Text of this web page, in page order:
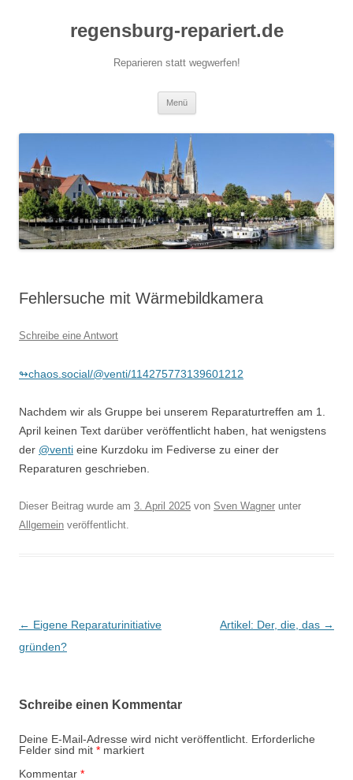
regensburg-repariert.de
Reparieren statt wegwerfen!
Menü
Fehlersuche mit Wärmebildkamera
Schreibe eine Antwort
↬chaos.social/@venti/114275773139601212
Nachdem wir als Gruppe bei unserem Reparaturtreffen am 1.
April keinen Text darüber veröffentlicht haben, hat wenigstens
der @venti eine Kurzdoku im Fediverse zu einer der
Reparaturen geschrieben.
Dieser Beitrag wurde am 3. April 2025 von Sven Wagner unter
Allgemein veröffentlicht.
Beitragsnavigation
← Eigene Reparaturinitiative
gründen?
Artikel: Der, die, das →
Schreibe einen Kommentar
Deine E-Mail-Adresse wird nicht veröffentlicht. Erforderliche
Felder sind mit * markiert
Kommentar *